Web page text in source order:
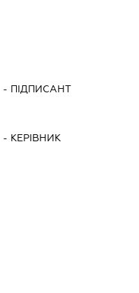
- ПІДПИСАНТ
- КЕРІВНИК